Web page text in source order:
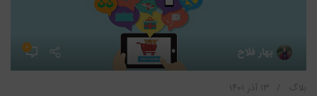
بهار فلاح ۰
بلاگ ۱۳ آذر ۱۴۰۱